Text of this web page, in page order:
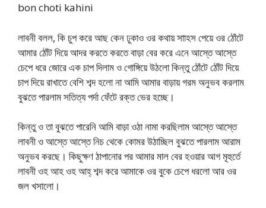
bon choti kahini
লাবনী বলল, কি চুপ করে আছ কেন ঢুকাও ওর কথায় সাাহস পেয়ে ওর ঠোঁটে
আমার ঠোঁট দিয়ে আদর করতে করতে বাড়া বের করে এনে আস্তে আস্তে
চেপে ধরে জোরে এক চাপ দিলাম ও গোঙ্গিয়ে উঠলো কিন্তু ঠোঁটে ঠোঁট দিয়ে
চাপ দিয়ে রাখাতে বেশি শব্দ হলো না আমি আমার বাড়ায় গরম অনুভব করলাম
বুঝতে পারলাম সতিত্য পর্দা ফেঁটে রক্ত ভের হচ্ছে।
কিন্তু ও তা বুঝতে পারেনি আমি বাড়া ওঠা নামা করছিলাম আস্তে আস্তে
লাবনী ও আস্তে আস্তে নিচ থেকে কোমর উঠাচ্ছিল বুঝতে পারলাম আরাম
অনুভব করছে। কিছুক্ষণ ঠাপানোর পর আমার মাল বের হওয়ার আগ মূহুর্তে
লাবনী ওহ আহ ওহ আহ্ শব্দ করে আমাকে ওর বুকে চেপে ধরলো আর ওর
জল খসালো।